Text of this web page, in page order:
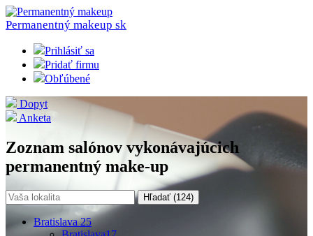
Permanentný makeup sk
Prihlásiť sa
Pridať firmu
Obľúbené
Dopyt
Anketa
Zoznam salónov vykonávajúcich
permanentný make-up
Hľadať (124)
Bratislava25